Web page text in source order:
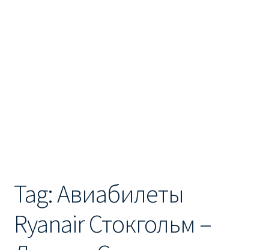
RYANAIR ИЗ РИГИ
Ryanair из Стокгольма
Tag:Авиабилеты
Ryanair Стокгольм –